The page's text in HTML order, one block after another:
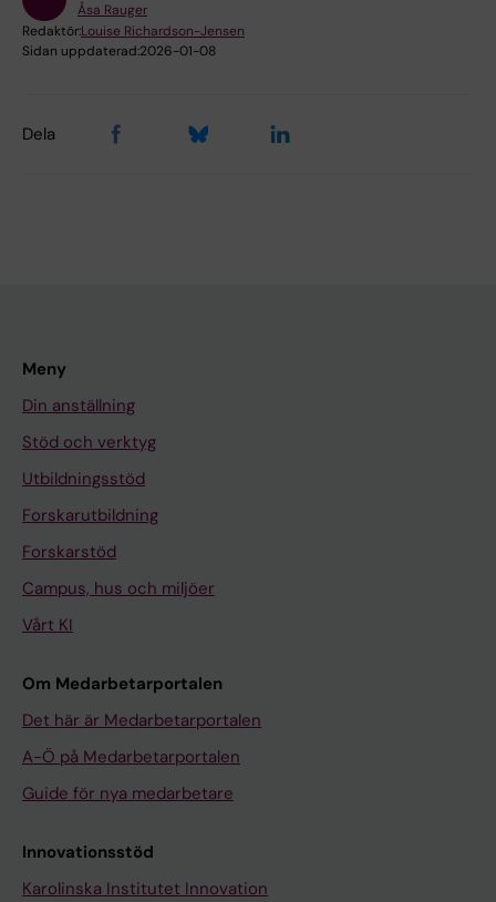
Åsa Rauger
Redaktör:Louise Richardson-Jensen
Sidan uppdaterad:2026-01-08
Dela
Meny
Din anställning
Stöd och verktyg
Utbildningsstöd
Forskarutbildning
Forskarstöd
Campus, hus och miljöer
Vårt KI
Om Medarbetarportalen
Det här är Medarbetarportalen
A-Ö på Medarbetarportalen
Guide för nya medarbetare
Innovationsstöd
Karolinska Institutet Innovation